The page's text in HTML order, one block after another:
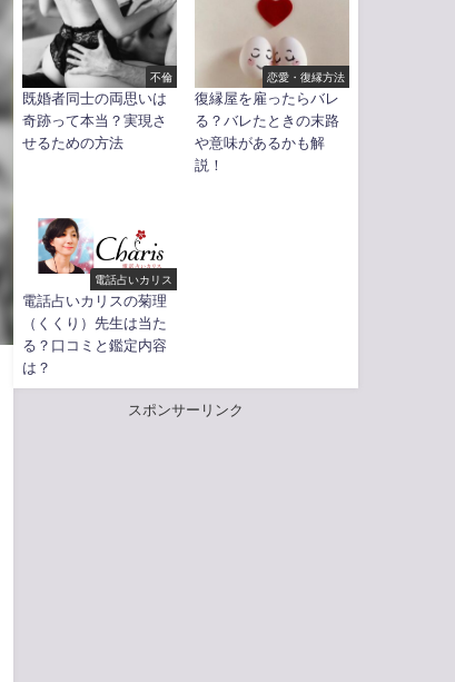
不倫
既婚者同士の両思いは
奇跡って本当？実現さ
せるための方法
恋愛・復縁方法
復縁屋を雇ったらバレ
る？バレたときの末路
や意味があるかも解
説！
電話占いカリス
電話占いカリスの菊理
（くくり）先生は当た
る？口コミと鑑定内容
は？
スポンサーリンク